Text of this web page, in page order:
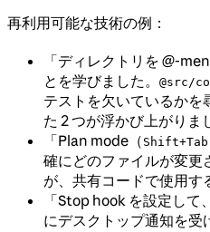
再利用可能な技術の例：
「ディレクトリを @-
とを学びました。
@src/
テストを欠いているかを
た 2 つが浮かび上がりま
「Plan mode（ Shift+Tab
確にどのファイルが変更
が、共有コードで使用す
「Stop hook を設定して
にデスクトップ通知を受